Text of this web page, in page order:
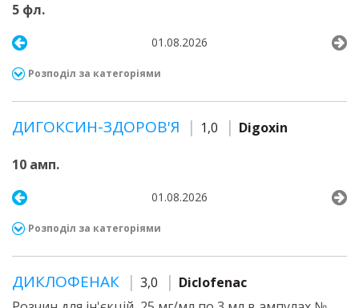
5 фл.
01.08.2026
Розподіл за категоріями
ДИГОКСИН-ЗДОРОВ'Я 1,0 Digoxin
10 амп.
01.08.2026
Розподіл за категоріями
ДИКЛОФЕНАК 3,0
Diclofenac